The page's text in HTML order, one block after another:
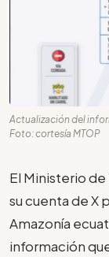
Actualización del
Foto: cortesía MTOP
El Ministerio de
su cuenta de X
Amazonía
información